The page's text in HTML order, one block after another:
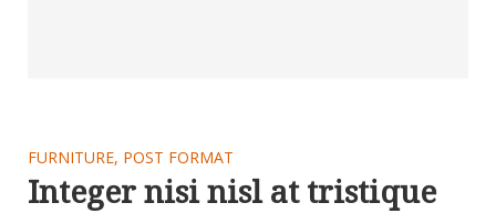
FURNITURE, POST FORMAT
Integer nisi nisl at tristique